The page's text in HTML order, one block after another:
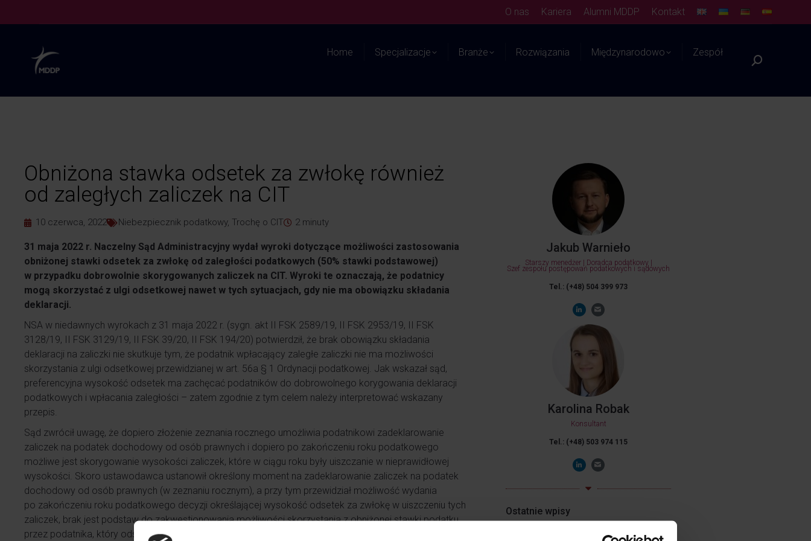
O nas Kariera Alumni MDDP Kontakt
Home Specjalizacje Branże Rozwiązania Międzynarodowo Zespół
Obniżona stawka odsetek za zwłokę również
od zaległych zaliczek na CIT
10 czerwca, 2022 Niebezpiecznik podatkowy, Trochę o CIT 2 minuty
31 maja 2022 r. Naczelny Sąd Administracyjny wydał wyroki dotyczące możliwości zastosowania
obniżonej stawki odsetek za zwłokę od zaległości podatkowych (50% stawki podstawowej)
w przypadku dobrowolnie skorygowanych zaliczek na CIT. Wyroki te oznaczają, że podatnicy
mogą skorzystać z ulgi odsetkowej nawet w tych sytuacjach, gdy nie ma obowiązku składania
deklaracji.
NSA w niedawnych wyrokach z 31 maja 2022 r. (sygn. akt II FSK 2589/19, II FSK 2953/19, II FSK
3128/19, II FSK 3129/19, II FSK 39/20, II FSK 194/20) potwierdził, że brak obowiązku składania
deklaracji na zaliczki nie skutkuje tym, że podatnik wpłacający zaległe zaliczki nie ma możliwości
skorzystania z ulgi odsetkowej przewidzianej w art. 56a § 1 Ordynacji podatkowej. Jak wskazał sąd,
preferencyjna wysokość odsetek ma zachęcać podatników do dobrowolnego korygowania deklaracji
podatkowych i wpłacania zaległości – zatem zgodnie z tym celem należy interpretować wskazany
przepis.
Sąd zwrócił uwagę, że dopiero złożenie zeznania rocznego umożliwia podatnikowi zadeklarowanie
zaliczek na podatek dochodowy od osób prawnych i dopiero po zakończeniu roku podatkowego
możliwe jest skorygowanie wysokości zaliczek, które w ciągu roku były uiszczanie w nieprawidłowej
wysokości. Skoro ustawodawca ustanowił określony moment na zadeklarowanie zaliczek na podatek
dochodowy od osób prawnych (w zeznaniu rocznym), a przy tym przewidział możliwość wydania
po zakończeniu roku podatkowego decyzji określającej wysokość odsetek za zwłokę w uiszczeniu tych
zaliczek, brak jest podstaw do zakwestionowania możliwości skorzystania z obniżonej stawki podatku
przez podatnika, który odsetki te uiszcza dobrowolnie.
Jakub Warnieło
Starszy menedżer | Doradca podatkowy |
Szef zespołu postępowań podatkowych i sądowych
Tel.: (+48) 504 399 973
Karolina Robak
Konsultant
Tel.: (+48) 503 974 115
Ostatnie wpisy